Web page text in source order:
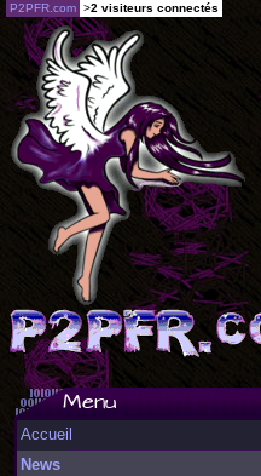
Menu
Accueil
News
P2PFR.com >2 visiteurs connectés